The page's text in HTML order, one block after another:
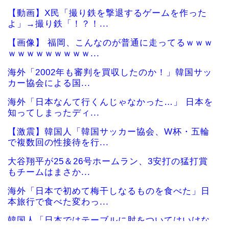
【動画】X民「撮り鉄を撃退するゲームを作った
よ」→撮り鉄「！？！...
【画像】 福岡、こんなのが普通に走ってるｗｗｗ
ｗｗｗｗｗｗｗｗｗ...
海外「2002年も審判を買収したのか！」韓国サッ
カー協会による国...
海外「日本なんて行くんじゃなかった…」 日本を
知ってしまったディ...
【激震】韓国人「韓国サッカー協会、W杯・五輪
で複数回の性接待を行...
大谷翔平が25＆26号ホームラン、3安打の猛打賞
もチームはまさか...
海外「日本で初めて梅干しなるものを食べた」日
本旅行で食べた変わっ...
韓国人「日本ではテーブルに肘をついてはいけな